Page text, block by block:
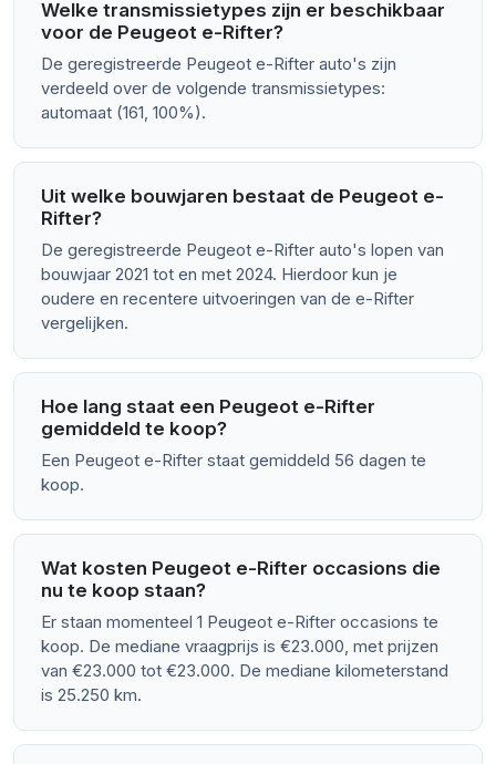
Welke transmissietypes zijn er beschikbaar
voor de Peugeot e-Rifter?
De geregistreerde Peugeot e-Rifter auto's zijn
verdeeld over de volgende transmissietypes:
automaat (161, 100%).
Uit welke bouwjaren bestaat de Peugeot e-
Rifter?
De geregistreerde Peugeot e-Rifter auto's lopen van
bouwjaar 2021 tot en met 2024. Hierdoor kun je
oudere en recentere uitvoeringen van de e-Rifter
vergelijken.
Hoe lang staat een Peugeot e-Rifter
gemiddeld te koop?
Een Peugeot e-Rifter staat gemiddeld 56 dagen te
koop.
Wat kosten Peugeot e-Rifter occasions die
nu te koop staan?
Er staan momenteel 1 Peugeot e-Rifter occasions te
koop. De mediane vraagprijs is €23.000, met prijzen
van €23.000 tot €23.000. De mediane kilometerstand
is 25.250 km.